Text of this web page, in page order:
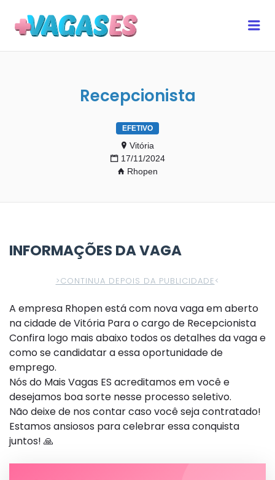
Recepcionista
EFETIVO
Vitória
17/11/2024
Rhopen
INFORMAÇÕES DA VAGA
>CONTINUA DEPOIS DA PUBLICIDADE<
A empresa Rhopen está com nova vaga em aberto
na cidade de Vitória Para o cargo de Recepcionista
Confira logo mais abaixo todos os detalhes da vaga e
como se candidatar a essa oportunidade de
emprego.
Nós do Mais Vagas ES acreditamos em você e
desejamos boa sorte nesse processo seletivo.
Não deixe de nos contar caso você seja contratado!
Estamos ansiosos para celebrar essa conquista
juntos! 🙏